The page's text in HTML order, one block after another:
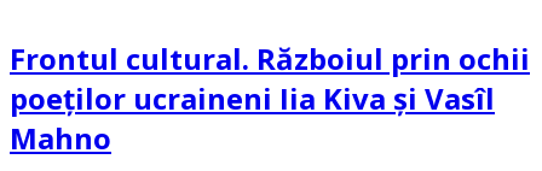
Frontul cultural. Războiul prin ochii
poeților ucraineni Iia Kiva și Vasîl
Mahno